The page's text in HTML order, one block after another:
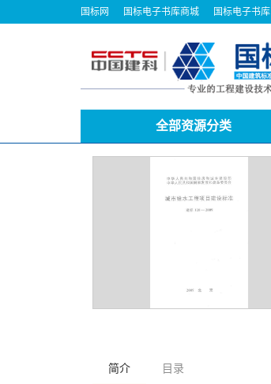
国标网 国标电子书库商城 国标电子书库
全部资源分类
简介 目录